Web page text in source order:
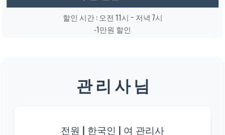
할인 시간 : 오전 11시 ~ 저녁 7시
-1만원 할인
관 리 사 님
전원 | 한국인 | 여 관리사